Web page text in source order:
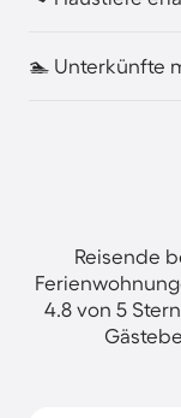
🏊 Unterkünfte
Reisende
4.8 von 5